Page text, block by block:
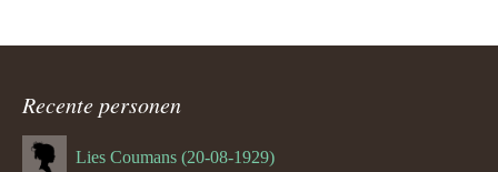
Recente personen
Lies Coumans (20-08-1929)